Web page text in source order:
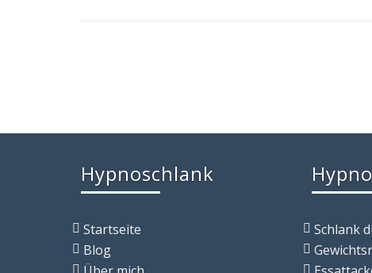
Hypnoschlank
Startseite
Blog
Schlank